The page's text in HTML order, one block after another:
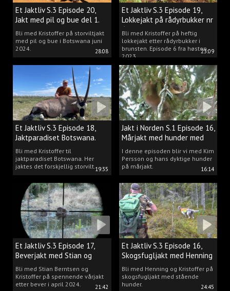
28:08
Et Jaktliv S.3 Episode 20,
Jakt med pil og bue del 1.
Bli med Kristoffer på storviltjakt
med pil og bue i Botswana juni
2024.
23:09
Et Jaktliv S.3 Episode 19,
Lokkejakt på rådyrbukker nr
6
Bli med Kristoffer på heftig
lokkejakt etter rådyrbukker i
brunsten. Episode 6 fra høsten
2023.
19:35
Et Jaktliv S.3 Episode 18,
Jaktparadiset Botswana.
Bli med Kristoffer til
jaktparadiset Botswana. Her
jaktes det forskjellig storvilt.
16:14
Jakt i Norden S.1 Episode 16,
Mårjakt med hunder med
Kim Persson
I denne episoden blir vi med Kim
Persson og hans dyktige hunder
på mårjakt.
21:42
Et Jaktliv S.3 Episode 17,
Beverjakt med Stian og
Kristoffer
Bli med Stian Berntsen og
Kristoffer på spennende vårjakt
etter bever i april 2024.
24:45
Et Jaktliv S.3 Episode 16,
Skogsfugljakt med Henning
Mathisen
Bli med Henning og Kristoffer på
skogsfugljakt med stående
hunder.